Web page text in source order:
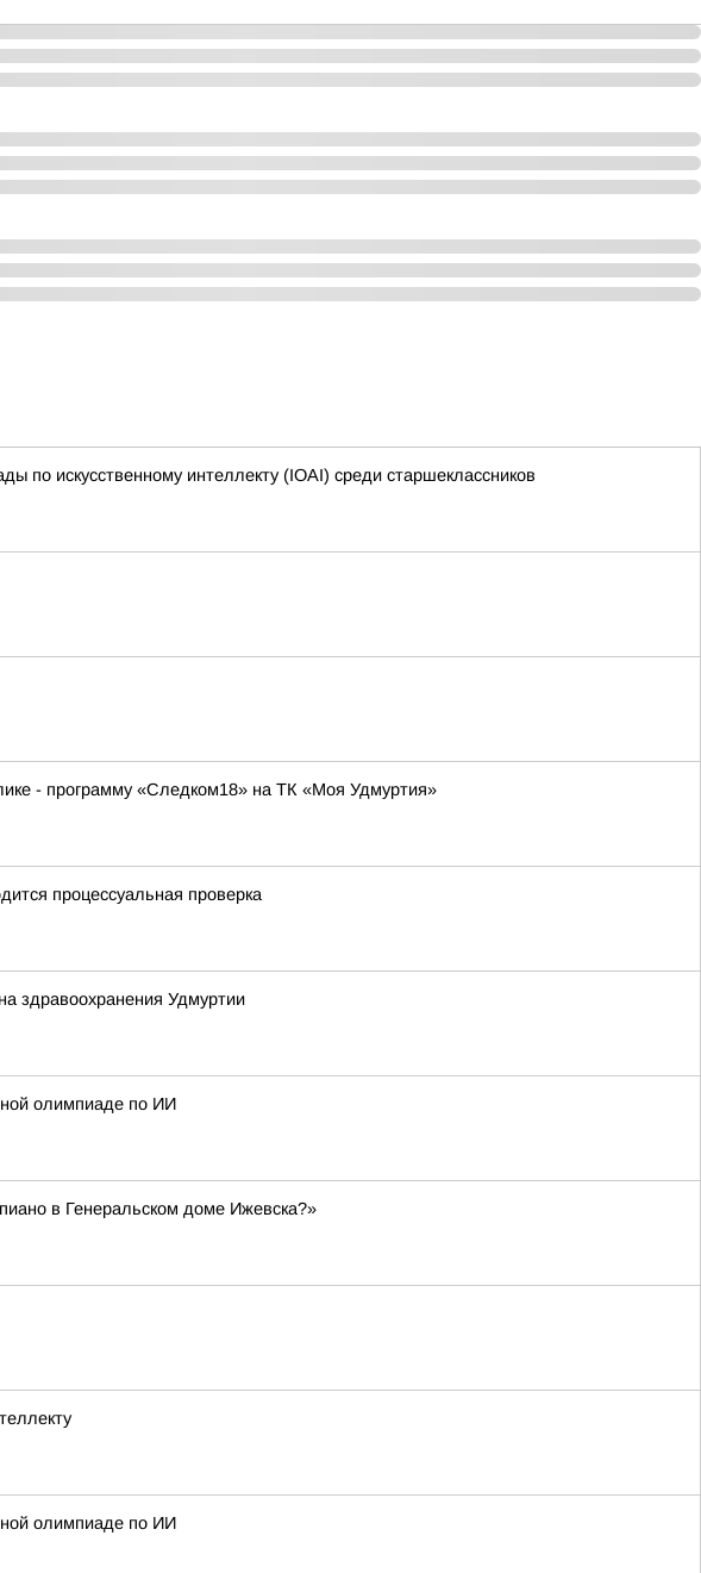
искусственному интеллекту (IOAI) среди старшеклассников
- программу «Следком18» на ТК «Моя Удмуртия»
процессуальная проверка
здравоохранения Удмуртии
олимпиаде по ИИ
в Генеральском доме Ижевска?»
олимпиаде по ИИ